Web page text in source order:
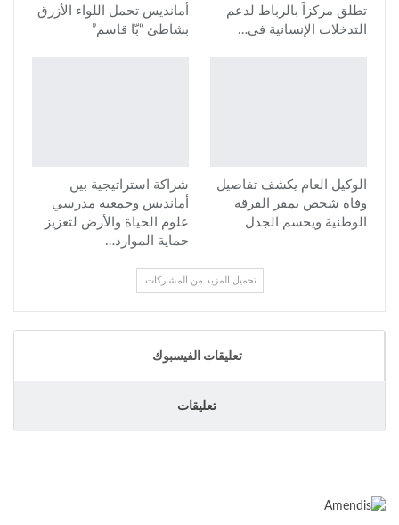
أمانديس تحمل اللواء الأزرق
بشاطئ “بّا قاسم”
تطلق مركزاً بالرباط لدعم
التدخلات الإنسانية في…
شراكة استراتيجية بين
أمانديس وجمعية مدرسي
علوم الحياة والأرض لتعزيز
حماية الموارد…
الوكيل العام يكشف تفاصيل
وفاة شخص بمقر الفرقة
الوطنية ويحسم الجدل
تحميل المزيد من المشاركات
تعليقات الفيسبوك
تعليقات